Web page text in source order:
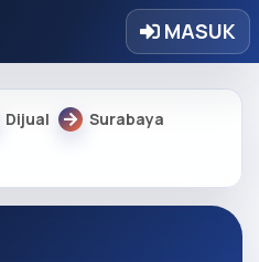
MASUK
Dijual
Surabaya